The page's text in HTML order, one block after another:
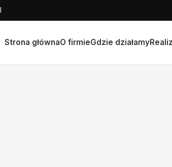
Strona głównaO firmieGdzie działamy